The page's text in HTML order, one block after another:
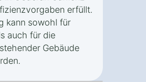
erfüllt.
kann sowohl für
auch für die
Gebäude